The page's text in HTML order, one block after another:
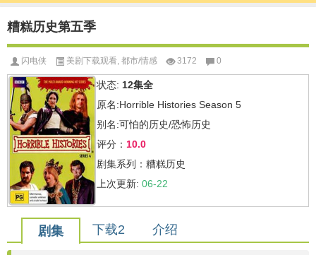
糟糕历史第五季
闪电侠 美剧下载观看, 都市/情感 3172 0
状态: 12集全
原名:Horrible Histories Season 5
别名:可怕的历史/恐怖历史
评分： 10.0
剧集系列：糟糕历史
上次更新: 06-22
剧集 下载2 介绍